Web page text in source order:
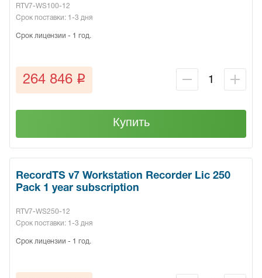
RTV7-WS100-12
Срок поставки: 1-3 дня
Срок лицензии - 1 год.
264 846 q
Купить
RecordTS v7 Workstation Recorder Lic 250
Pack 1 year subscription
RTV7-WS250-12
Срок поставки: 1-3 дня
Срок лицензии - 1 год.